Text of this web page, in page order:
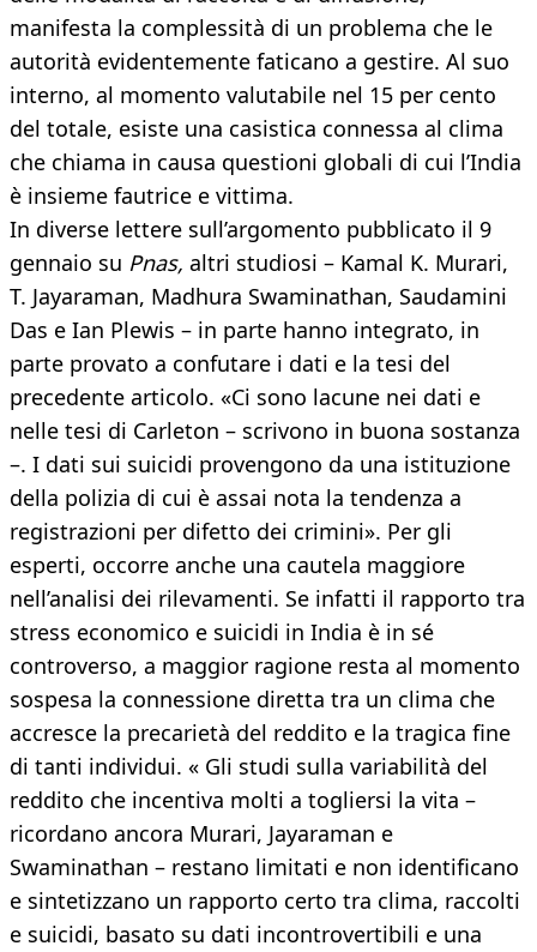
manifesta la complessità di un problema che le
autorità evidentemente faticano a gestire. Al suo
interno, al momento valutabile nel 15 per cento
del totale, esiste una casistica connessa al clima
che chiama in causa questioni globali di cui l’India
è insieme fautrice e vittima.
In diverse lettere sull’argomento pubblicato il 9
gennaio su Pnas, altri studiosi – Kamal K. Murari,
T. Jayaraman, Madhura Swaminathan, Saudamini
Das e Ian Plewis – in parte hanno integrato, in
parte provato a confutare i dati e la tesi del
precedente articolo. «Ci sono lacune nei dati e
nelle tesi di Carleton – scrivono in buona sostanza
–. I dati sui suicidi provengono da una istituzione
della polizia di cui è assai nota la tendenza a
registrazioni per difetto dei crimini». Per gli
esperti, occorre anche una cautela maggiore
nell’analisi dei rilevamenti. Se infatti il rapporto tra
stress economico e suicidi in India è in sé
controverso, a maggior ragione resta al momento
sospesa la connessione diretta tra un clima che
accresce la precarietà del reddito e la tragica fine
di tanti individui. « Gli studi sulla variabilità del
reddito che incentiva molti a togliersi la vita –
ricordano ancora Murari, Jayaraman e
Swaminathan – restano limitati e non identificano
e sintetizzano un rapporto certo tra clima, raccolti
e suicidi, basato su dati incontrovertibili e una